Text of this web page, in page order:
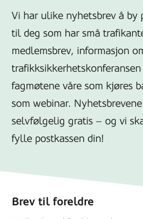
Vi har ulike nyhetsbrev å by
til deg som har små
medlemsbrev, informasjon
fagmøtene våre som kjøres
som webinar.
selvfølgelig gratis – og vi
fylle postkassen din!
Brev til foreldre